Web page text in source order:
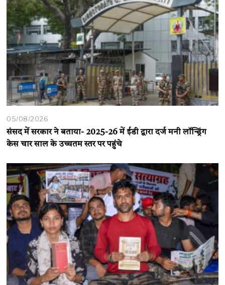
05/08/2026
संसद में सरकार ने बताया- 2025-26 में ईडी द्वारा दर्ज मनी लॉन्ड्रिंग
केस चार साल के उच्चतम स्तर पर पहुंचे